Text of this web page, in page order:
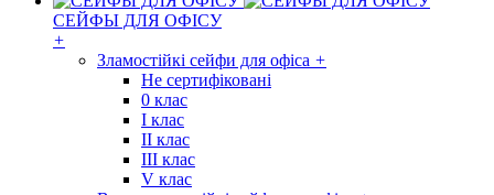
СЕЙФЫ ДЛЯ ОФІСУ
+
Зламостійкі сейфи для офіса +
Не сертифіковані
0 клас
I клас
II клас
III клас
V клас